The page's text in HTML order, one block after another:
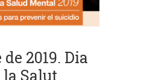
de 2019. Dia
Salut